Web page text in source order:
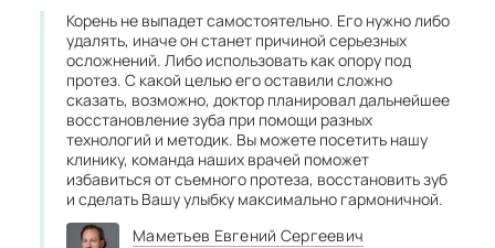
Корень не выпадет самостоятельно. Его нужно либо
удалять, иначе он станет причиной серьезных
осложнений. Либо использовать как опору под
протез. С какой целью его оставили сложно
сказать, возможно, доктор планировал дальнейшее
восстановление зуба при помощи разных
технологий и методик. Вы можете посетить нашу
клинику, команда наших врачей поможет
избавиться от съемного протеза, восстановить зуб
и сделать Вашу улыбку максимально гармоничной.
Маметьев Евгений Сергеевич